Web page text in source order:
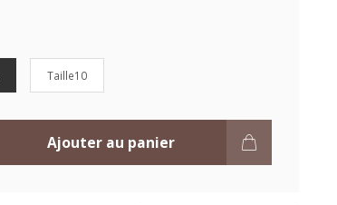
Taille10
Ajouter au panier